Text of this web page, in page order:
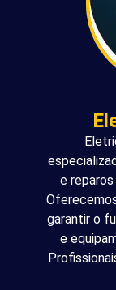
e
garantir o
e